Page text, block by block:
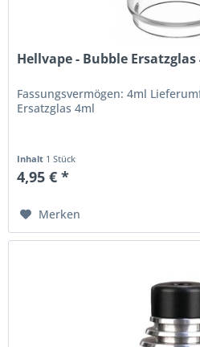
Hellvape - Bubble Ersatzglas
Fassungsvermögen: 4ml
Ersatzglas 4ml
Inhalt 1 Stück
4,95 € *
Merken